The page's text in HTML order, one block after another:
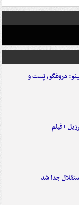
دروغگو، پَست‌ و
+فیلم
جدا شد